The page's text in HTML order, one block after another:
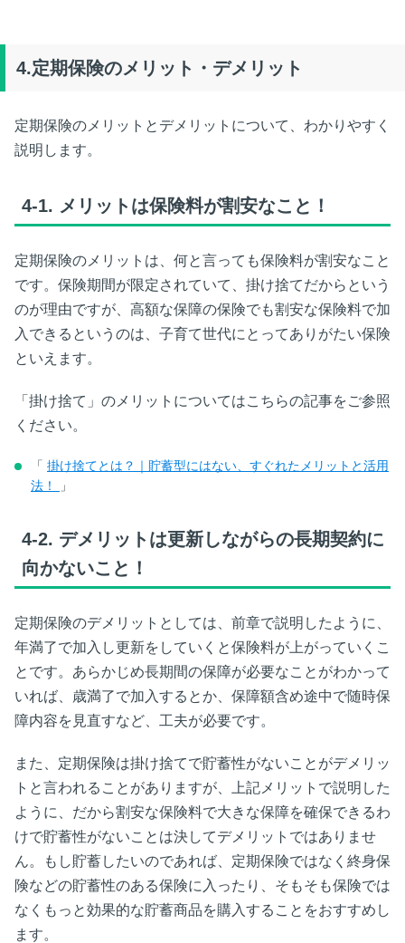
4.定期保険のメリット・デメリット
定期保険のメリットとデメリットについて、わかりやすく
説明します。
4-1. メリットは保険料が割安なこと！
定期保険のメリットは、何と言っても保険料が割安なこと
です。保険期間が限定されていて、掛け捨てだからという
のが理由ですが、高額な保障の保険でも割安な保険料で加
入できるというのは、子育て世代にとってありがたい保険
といえます。
「掛け捨て」のメリットについてはこちらの記事をご参照
ください。
「 掛け捨てとは？｜貯蓄型にはない、すぐれたメリットと活用
法！
」
4-2. デメリットは更新しながらの長期契約に
向かないこと！
定期保険のデメリットとしては、前章で説明したように、
年満了で加入し更新をしていくと保険料が上がっていくこ
とです。あらかじめ長期間の保障が必要なことがわかって
いれば、歳満了で加入するとか、保障額含め途中で随時保
障内容を見直すなど、工夫が必要です。
また、定期保険は掛け捨てで貯蓄性がないことがデメリッ
トと言われることがありますが、上記メリットで説明した
ように、だから割安な保険料で大きな保障を確保できるわ
けで貯蓄性がないことは決してデメリットではありませ
ん。もし貯蓄したいのであれば、定期保険ではなく終身保
険などの貯蓄性のある保険に入ったり、そもそも保険では
なくもっと効果的な貯蓄商品を購入することをおすすめし
ます。